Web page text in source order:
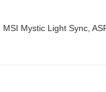
Mystic Light Sync,